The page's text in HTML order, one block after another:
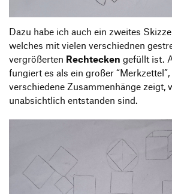
Dazu habe ich auch ein zweites
welches mit vielen verschiednen
vergrößerten Rechtecken gefüllt ist.
fungiert es als ein großer
verschiedene Zusammenhänge zeigt,
unabsichtlich entstanden sind.